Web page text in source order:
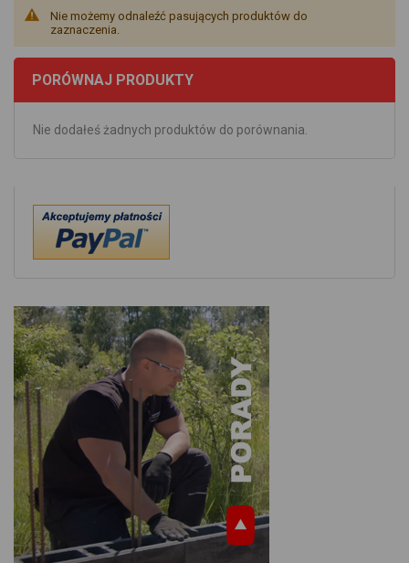
Nie możemy odnaleźć pasujących produktów do
zaznaczenia.
PORÓWNAJ PRODUKTY
Nie dodałeś żadnych produktów do porównania.